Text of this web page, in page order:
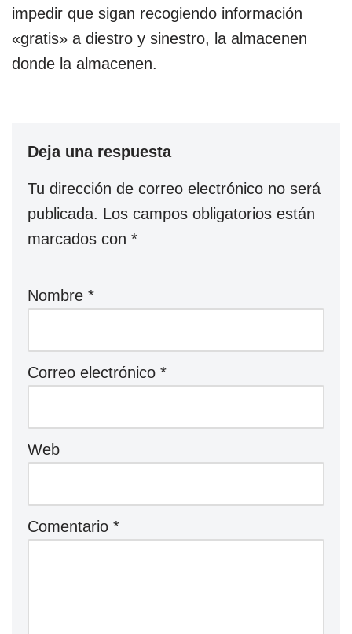
impedir que sigan recogiendo información
«gratis» a diestro y sinestro, la almacenen
donde la almacenen.
Deja una respuesta
Tu dirección de correo electrónico no será
publicada. Los campos obligatorios están
marcados con *
Nombre *
Correo electrónico *
Web
Comentario *